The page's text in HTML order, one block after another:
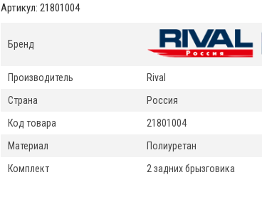
Артикул: 21801004
Бренд
Производитель
Rival
Страна
Россия
Код товара
21801004
Материал
Полиуретан
Комплект
2 задних брызговика